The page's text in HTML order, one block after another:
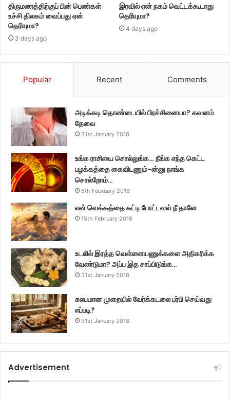
திருமணத்திற்குப் பின் பெண்கள்
உச்சி திலகம் வைப்பது ஏன்
தெரியுமா?
3 days ago
இரவில் ஏன் நகம் வெட்டக்கூடாது
தெரியுமா?
4 days ago
Popular Recent Comments
அடிக்கடி தொண்டையில் பிரச்சினையா? கவனம்
தேவை
31st January 2018
உங்க ராசியை சொல்லுங்க… நீங்க எந்த கெட்ட
பழக்கத்தை கைவிடணும்-ன்னு நாங்க
சொல்றோம்…
5th February 2018
என் வெக்கத்தை கட்டி போட்டவள் நீ தானே
15th February 2018
உடலில் இரத்த வெள்ளையணுக்களை அதிகரிக்க
வேண்டுமா? அப்ப இத சாப்பிடுங்க…
31st January 2018
சுலபமான முறையில் வேர்க்கடலை பர்பி செய்வது
எப்படி?
31st January 2018
Advertisement